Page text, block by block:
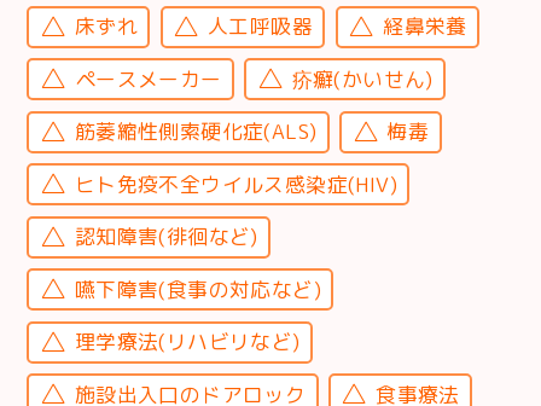
床ずれ
人工呼吸器
経鼻栄養
ペースメーカー
疥癬(かいせん)
筋萎縮性側索硬化症(ALS)
梅毒
ヒト免疫不全ウイルス感染症(HIV)
認知障害(徘徊など)
嚥下障害(食事の対応など)
理学療法(リハビリなど)
施設出入口のドアロック
食事療法